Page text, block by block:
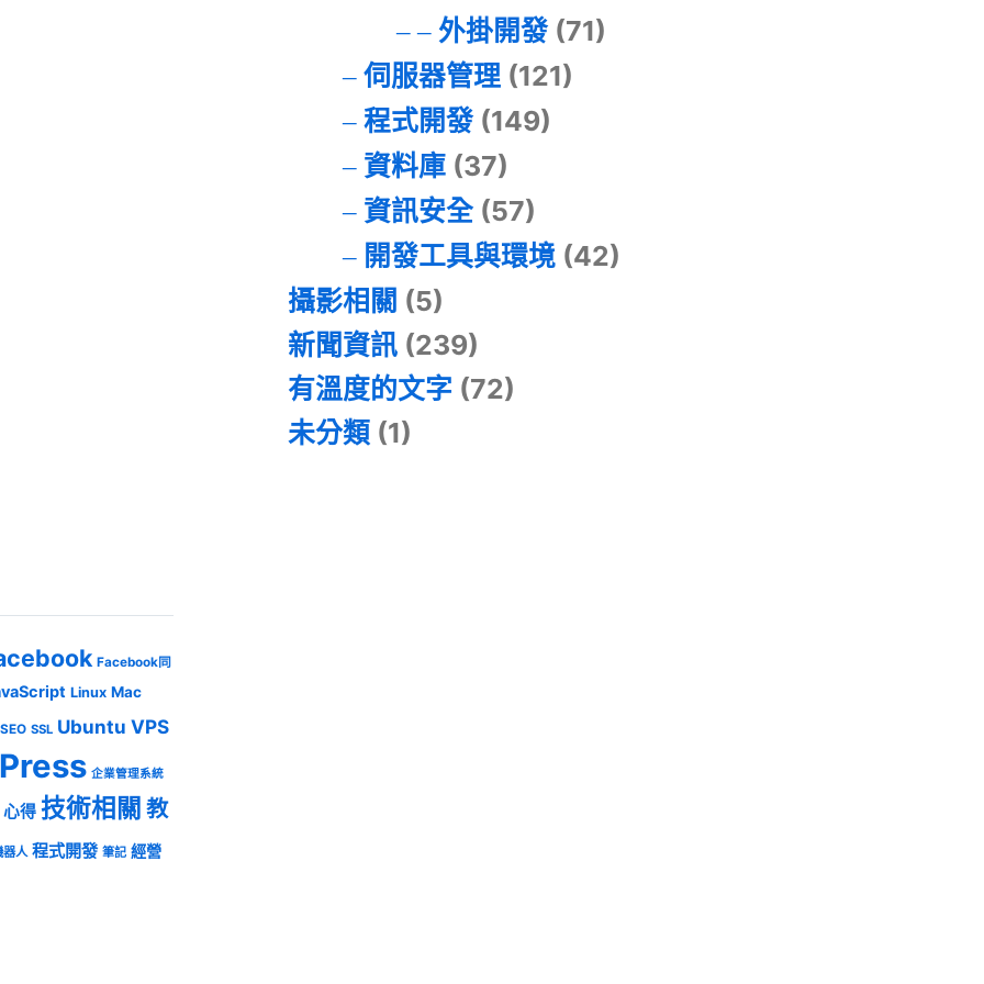
外掛開發(71)
伺服器管理(121)
程式開發(149)
資料庫(37)
資訊安全(57)
開發工具與環境(42)
攝影相關 (5)
新聞資訊 (239)
有溫度的文字 (72)
未分類 (1)
Facebook同
Linux Mac
SEO SSL Ubuntu VPS
企業管理系統
心得 技術相關 教
器人 程式開發 筆記 經營